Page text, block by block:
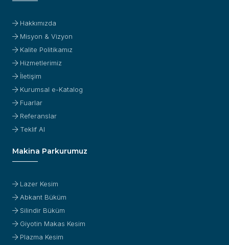
Hakkımızda
Misyon & Vizyon
Kalite Politikamız
Hizmetlerimiz
İletişim
Kurumsal e-Katalog
Fuarlar
Referanslar
Teklif Al
Makina Parkurumuz
Lazer Kesim
Abkant Büküm
Silindir Büküm
Giyotin Makas Kesim
Plazma Kesim